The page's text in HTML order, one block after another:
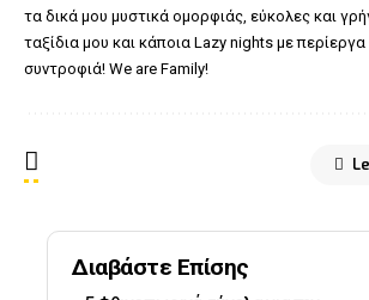
τα δικά μου μυστικά ομορφιάς, εύκολες και
ταξίδια μου και κάποια Lazy nights με
συντροφιά! We are Family!
Διαβάστε Επίσης